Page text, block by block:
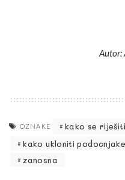
Autor:
OZNAKE
kako se
kako ukloniti podocnjake
zanosna